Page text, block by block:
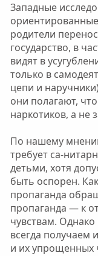
Западные
родители
государство, в
видят в
только в
цепи и
они полагают,
наркотиков, а не
По нашему
требует са-
детьми, хотя
быть оспорен.
пропаганда
пропаганда — к
чувствам.
всегда получаем
и их упрощенных